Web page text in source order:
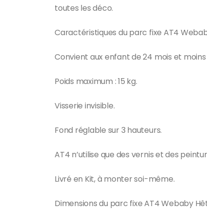
toutes les déco.
Caractéristiques du parc fixe AT4
Convient aux enfant de 24 mois et moins
Poids maximum : 15 kg.
Visserie invisible.
Fond réglable sur 3 hauteurs.
AT4 n’utilise que des vernis et des
Livré en Kit, à monter soi-même.
Dimensions du parc fixe AT4 Webaby